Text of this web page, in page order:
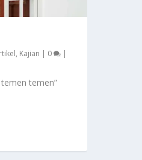
, Kajian | 0 |
temen”